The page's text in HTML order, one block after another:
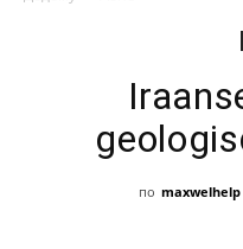
по maxwelhelp